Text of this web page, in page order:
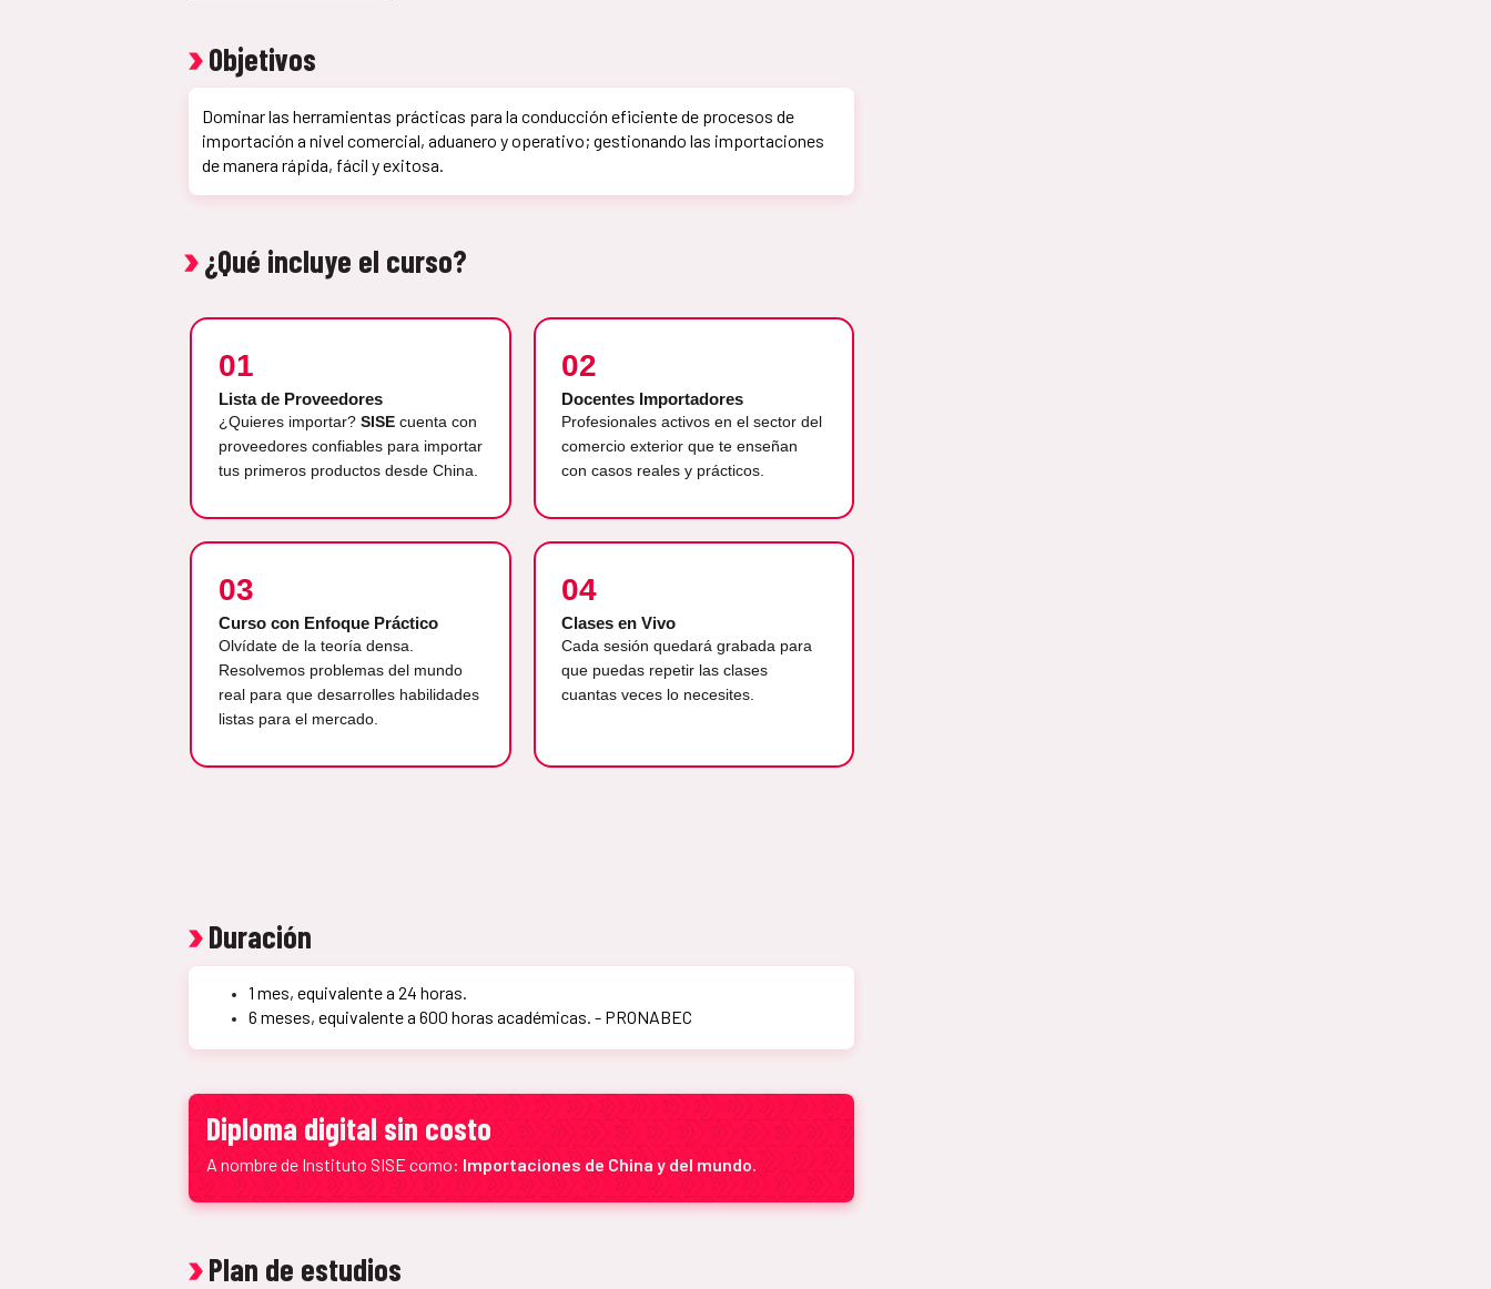
¿Qué incluye el curso?
01
Lista de Proveedores
¿Quieres importar? SISEcuenta con
proveedores confiables para importar
tus primeros productos desde China.
02
Docentes Importadores
Profesionales activos en el sector del
comercio exterior que te enseñan
con casos reales y prácticos.
03
Curso con Enfoque Práctico
Olvídate de la teoría densa.
Resolvemos problemas del mundo
real para que desarrolles habilidades
listas para el mercado.
04
Clases en Vivo
Cada sesión quedará grabada para
que puedas repetir las clases
cuantas veces lo necesites.
Duración
1 mes, equivalente a 24 horas.
6 meses, equivalente a 600 horas académicas. - PRONABEC
Diploma digital sin costo
A nombre de Instituto SISE como: Importaciones de China y del mundo.
Objetivos
Dominar las herramientas prácticas para la conducción eficiente de procesos de
importación a nivel comercial, aduanero y operativo; gestionando las importaciones
de manera rápida, fácil y exitosa.
Plan de estudios